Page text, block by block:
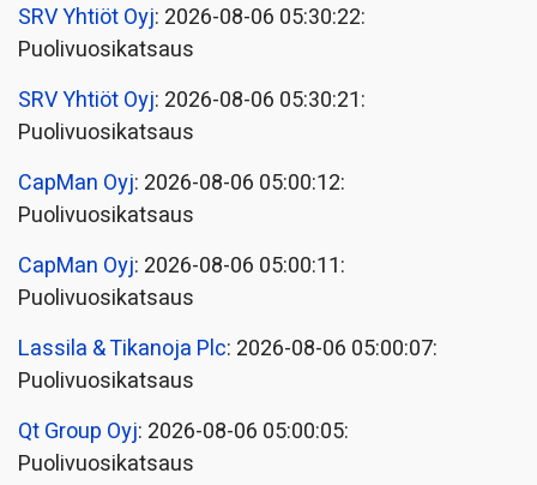
SRV Yhtiöt Oyj: 2026-08-06 05:30:22:
Puolivuosikatsaus
SRV Yhtiöt Oyj: 2026-08-06 05:30:21:
Puolivuosikatsaus
CapMan Oyj: 2026-08-06 05:00:12:
Puolivuosikatsaus
CapMan Oyj: 2026-08-06 05:00:11:
Puolivuosikatsaus
Lassila & Tikanoja Plc: 2026-08-06 05:00:07:
Puolivuosikatsaus
Qt Group Oyj: 2026-08-06 05:00:05:
Puolivuosikatsaus